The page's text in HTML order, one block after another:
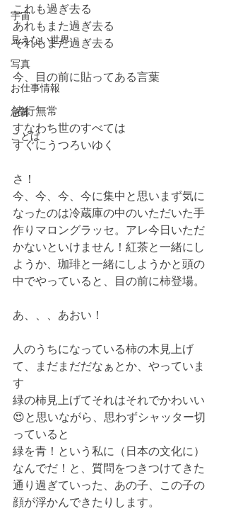
宇宙
見えない世界
写真
お仕事情報
急募
ことば
これも過ぎ去る
あれもまた過ぎ去る
それもまた過ぎ去る
今、目の前に貼ってある言葉
諸行無常
すなわち世のすべては
すぐにうつろいゆく
さ！
今、今、今、今に集中と思いまず気に
なったのは冷蔵庫の中のいただいた手
作りマロングラッセ。アレ今日いただ
かないといけません！紅茶と一緒にし
ようか、珈琲と一緒にしようかと頭の
中でやっていると、目の前に柿登場。
あ、、、あおい！
人のうちになっている柿の木見上げ
て、まだまだだなぁとか、やっていま
す
緑の柿見上げてそれはそれでかわいい
😍と思いながら、思わずシャッター切
っていると
緑を青！という私に（日本の文化に）
なんでだ！と、質問をつきつけてきた
通り過ぎていった、あの子、この子の
顔が浮かんできたりします。